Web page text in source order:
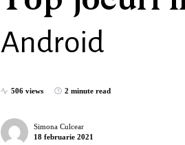
Android
506 views 2 minute read
Simona Culcear
18 februarie 2021